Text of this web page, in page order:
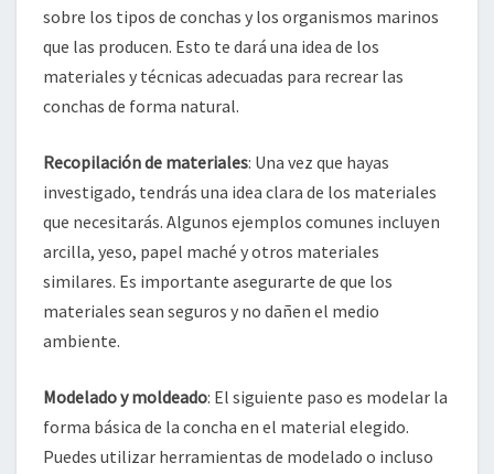
sobre los tipos de conchas y los organismos marinos
que las producen. Esto te dará una idea de los
materiales y técnicas adecuadas para recrear las
conchas de forma natural.
Recopilación de materiales: Una vez que hayas
investigado, tendrás una idea clara de los materiales
que necesitarás. Algunos ejemplos comunes incluyen
arcilla, yeso, papel maché y otros materiales
similares. Es importante asegurarte de que los
materiales sean seguros y no dañen el medio
ambiente.
Modelado y moldeado: El siguiente paso es modelar la
forma básica de la concha en el material elegido.
Puedes utilizar herramientas de modelado o incluso